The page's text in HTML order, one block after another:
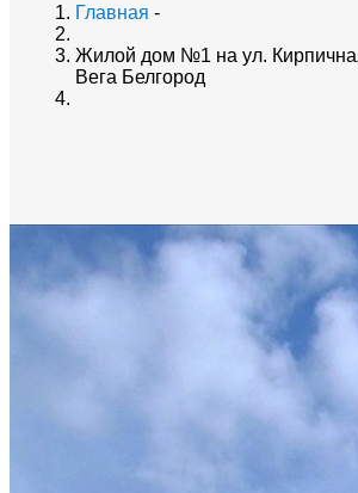
Главная -
Жилой дом №1 на ул.
Вега Белгород